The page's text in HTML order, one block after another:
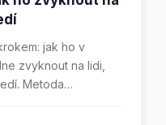
jak ho v
zvyknout na lidi,
Metoda